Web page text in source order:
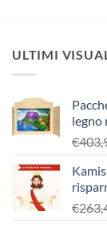
ULTIMI
legno
€
€